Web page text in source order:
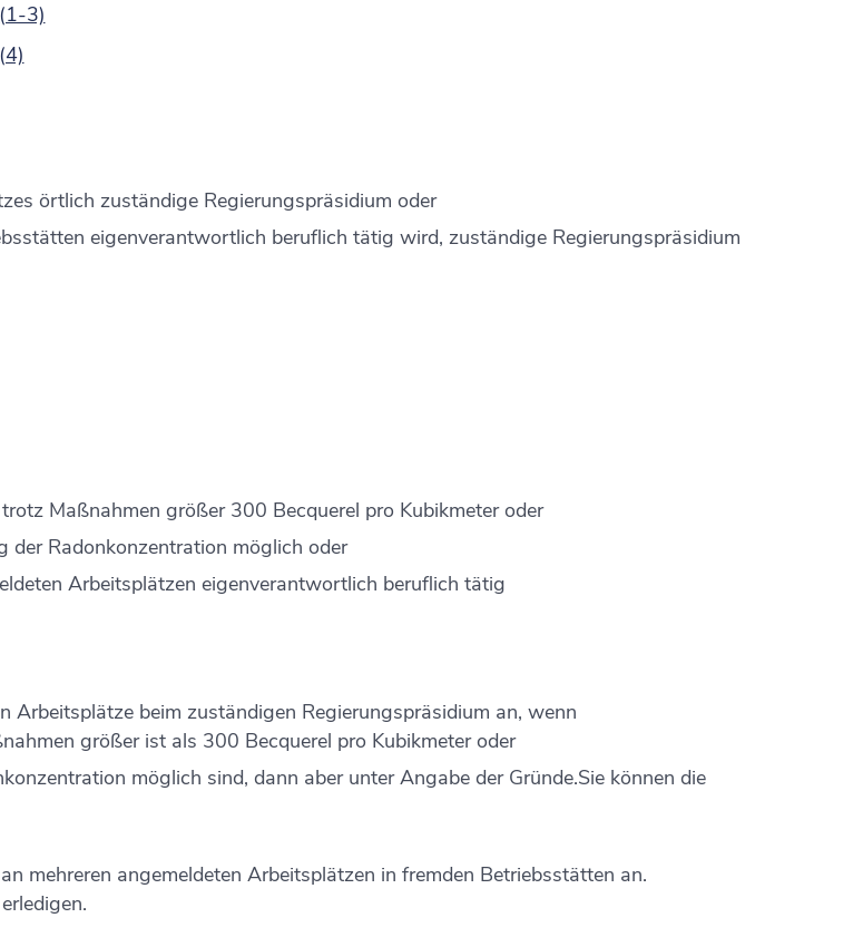
3)
örtlich zuständige Regierungspräsidium oder
eigenverantwortlich beruflich tätig wird, zuständige Regierungspräsidium
Maßnahmen größer 300 Becquerel pro Kubikmeter oder
der Radonkonzentration möglich oder
Arbeitsplätzen eigenverantwortlich beruflich tätig
Arbeitsplätze beim zuständigen Regierungspräsidium an, wenn
größer ist als 300 Becquerel pro Kubikmeter oder
möglich sind, dann aber unter Angabe der Gründe.Sie können die
mehreren angemeldeten Arbeitsplätzen in fremden Betriebsstätten an.